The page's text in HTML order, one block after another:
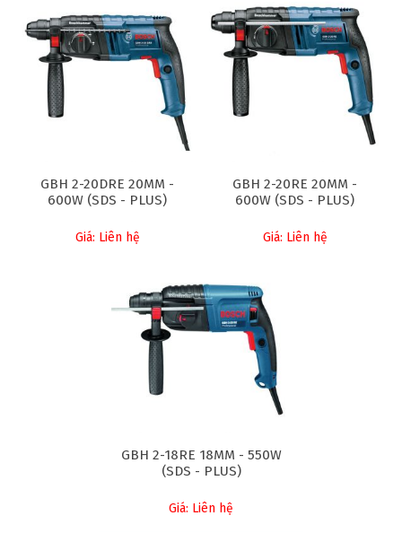
GBH 2-20DRE 20MM -
600W (SDS - PLUS)
Giá: Liên hệ
GBH 2-20RE 20MM -
600W (SDS - PLUS)
Giá: Liên hệ
GBH 2-18RE 18MM - 550W
(SDS - PLUS)
Giá: Liên hệ